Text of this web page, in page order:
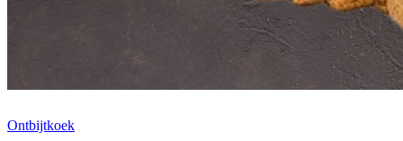
Ontbijtkoek